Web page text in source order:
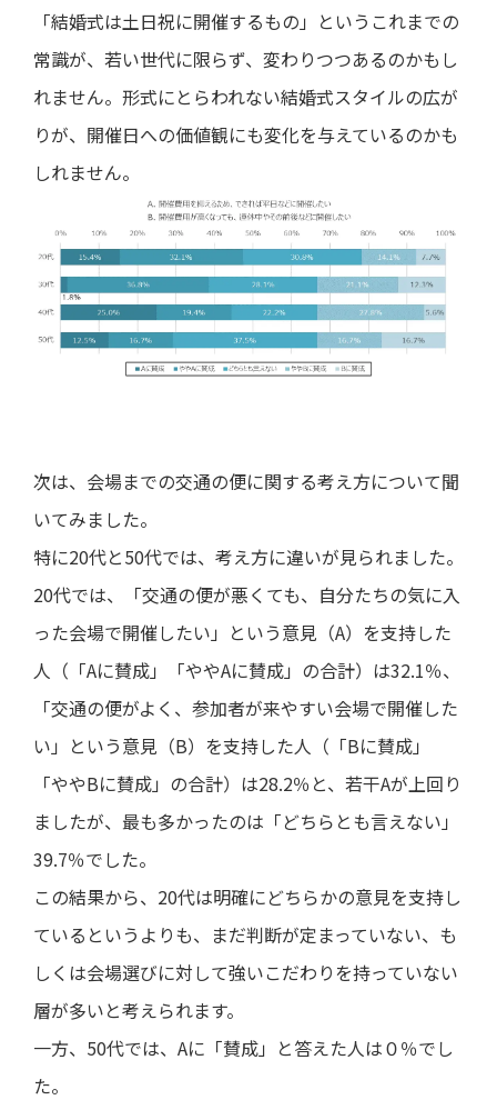
「結婚式は土日祝に開催するもの」というこれまでの
常識が、若い世代に限らず、変わりつつあるのかもし
れません。形式にとらわれない結婚式スタイルの広が
りが、開催日への価値観にも変化を与えているのかも
しれません。
次は、会場までの交通の便に関する考え方について聞
いてみました。
特に20代と50代では、考え方に違いが見られました。
20代では、「交通の便が悪くても、自分たちの気に入
った会場で開催したい」という意見（A）を支持した
人（「Aに賛成」「ややAに賛成」の合計）は32.1％、
「交通の便がよく、参加者が来やすい会場で開催した
い」という意見（B）を支持した人（「Bに賛成」
「ややBに賛成」の合計）は28.2％と、若干Aが上回り
ましたが、最も多かったのは「どちらとも言えない」
39.7％でした。
この結果から、20代は明確にどちらかの意見を支持し
ているというよりも、まだ判断が定まっていない、も
しくは会場選びに対して強いこだわりを持っていない
層が多いと考えられます。
一方、50代では、Aに「賛成」と答えた人は０％でし
た。